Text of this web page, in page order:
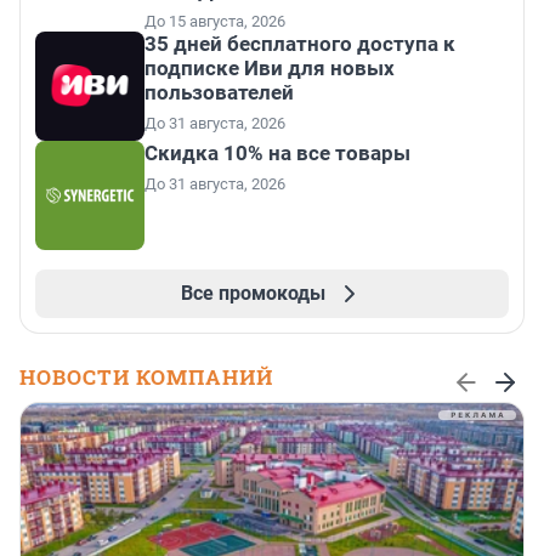
До 15 августа, 2026
35 дней бесплатного доступа к
подписке Иви для новых
пользователей
До 31 августа, 2026
Скидка 10% на все товары
До 31 августа, 2026
Все промокоды
НОВОСТИ КОМПАНИЙ